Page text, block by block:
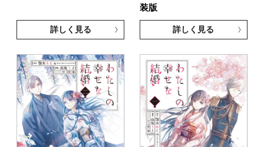
詳しく見る
装版
詳しく見る